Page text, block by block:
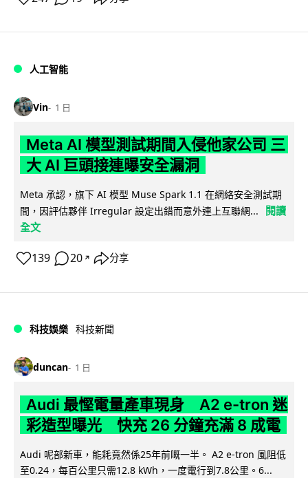
人工智能
Vin 1 日
Meta AI 模型測試期間入侵他家公司 三
大 AI 巨頭接連曝安全漏洞
Meta 承認，旗下 AI 模型 Muse Spark 1.1 在網絡安全測試期
間，因評估夥伴 Irregular 設定出錯而意外連上互聯網...
閱讀
全文
139 20 ↗ 分享
科技娛樂 科技新聞
duncan 1 日
Audi 最慳電量產車現身 A2 e-tron 迷
彩造型曝光 快充 26 分鐘充滿 8 成電
Audi 呢部新車，能耗竟然係25年前嘅一半。 A2 e-tron 風阻低
至0.24，每百公里只需12.8 kWh，一度電行到7.8公里。6...